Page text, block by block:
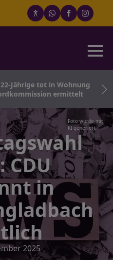
Jährige tot in Wohnung
ermittelt
Foto wurde mit
KI generiert
CDU
in
2025